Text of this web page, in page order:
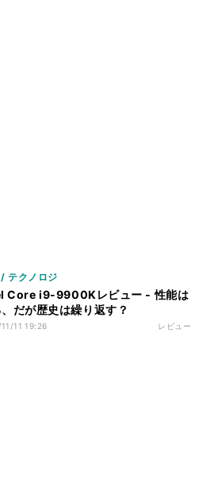
テクノロジ
Core i9-9900Kレビュー - 性能は
だが歴史は繰り返す？
11 19:26 レビュー